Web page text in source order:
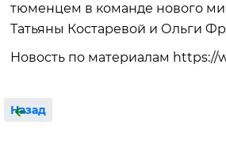
тюменцем в команде нового
Татьяны Костаревой и Ольги
Новость по материалам https://
Назад